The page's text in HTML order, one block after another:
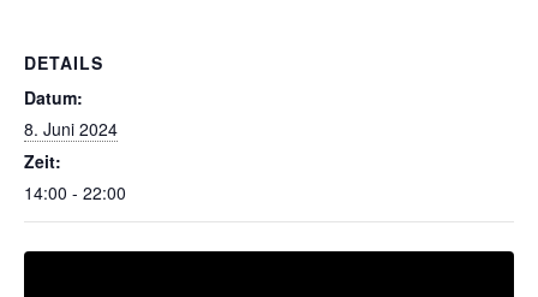
DETAILS
Datum:
8. Juni 2024
Zeit:
14:00 - 22:00